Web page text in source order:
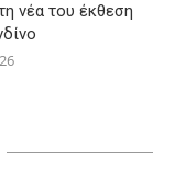
νέα του έκθεση